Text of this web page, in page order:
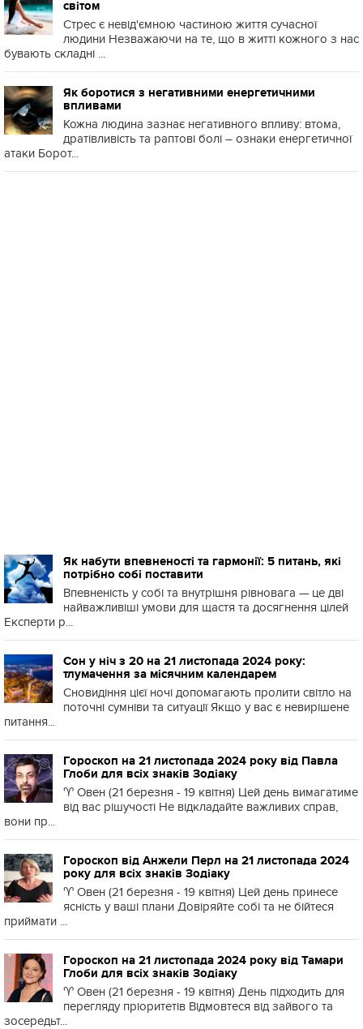
світом
Стрес є невід'ємною частиною життя сучасної
людини Незважаючи на те, що в житті кожного з нас
бувають складні ...
Як боротися з негативними енергетичними
впливами
Кожна людина зазнає негативного впливу: втома,
дратівливість та раптові болі – ознаки енергетичної
атаки Борот...
Як набути впевненості та гармонії: 5 питань, які
потрібно собі поставити
Впевненість у собі та внутрішня рівновага — це дві
найважливіші умови для щастя та досягнення цілей
Експерти р...
Сон у ніч з 20 на 21 листопада 2024 року:
тлумачення за місячним календарем
Сновидіння цієї ночі допомагають пролити світло на
поточні сумніви та ситуації Якщо у вас є невирішене
питання...
Гороскоп на 21 листопада 2024 року від Павла
Глоби для всіх знаків Зодіаку
♈️ Овен (21 березня - 19 квітня) Цей день вимагатиме
від вас рішучості Не відкладайте важливих справ,
вони пр...
Гороскоп від Анжели Перл на 21 листопада 2024
року для всіх знаків Зодіаку
♈️ Овен (21 березня - 19 квітня) Цей день принесе
ясність у ваші плани Довіряйте собі та не бійтеся
приймати ...
Гороскоп на 21 листопада 2024 року від Тамари
Глоби для всіх знаків Зодіаку
♈️ Овен (21 березня - 19 квітня) День підходить для
перегляду пріоритетів Відмовтеся від зайвого та
зосередьт...